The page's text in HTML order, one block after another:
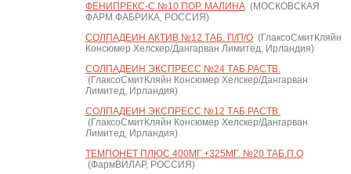
ФЕНИПРЕКС-С №10 ПОР. МАЛИНА(МОСКОВСКАЯ
ФАРМ.ФАБРИКА, РОССИЯ)
СОЛПАДЕИН АКТИВ №12 ТАБ. П/П/О(ГлаксоСмитКляйн
Консюмер Хелскер/Дангарван Лимитед, Ирландия)
СОЛПАДЕИН ЭКСПРЕСС №24 ТАБ.РАСТВ.
(ГлаксоСмитКляйн Консюмер Хелскер/Дангарван
Лимитед, Ирландия)
СОЛПАДЕИН ЭКСПРЕСС №12 ТАБ.РАСТВ.
(ГлаксоСмитКляйн Консюмер Хелскер/Дангарван
Лимитед, Ирландия)
ТЕМПОНЕТ ПЛЮС 400МГ.+325МГ. №20 ТАБ.П.О
(ФармВИЛАР, РОССИЯ)